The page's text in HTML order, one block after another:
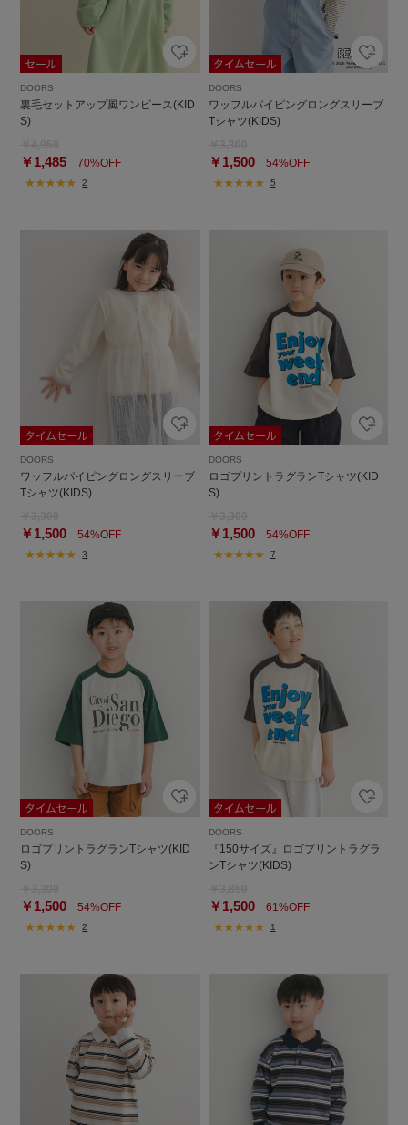
DOORS
裏毛セットアップ風ワンピース(KID
S)
￥1,485 70%OFF
2
DOORS
ワッフルパイピングロングスリーブ
Tシャツ(KIDS)
￥1,50054%OFF
5
DOORS
ワッフルパイピングロングスリーブ
Tシャツ(KIDS)
￥1,500 54%OFF
3
DOORS
ロゴプリントラグランTシャツ(KID
S)
￥1,50054%OFF
7
DOORS
ロゴプリントラグランTシャツ(KID
S)
￥1,500 54%OFF
2
DOORS
『150サイズ』ロゴプリントラグラ
ンTシャツ(KIDS)
￥1,50061%OFF
1